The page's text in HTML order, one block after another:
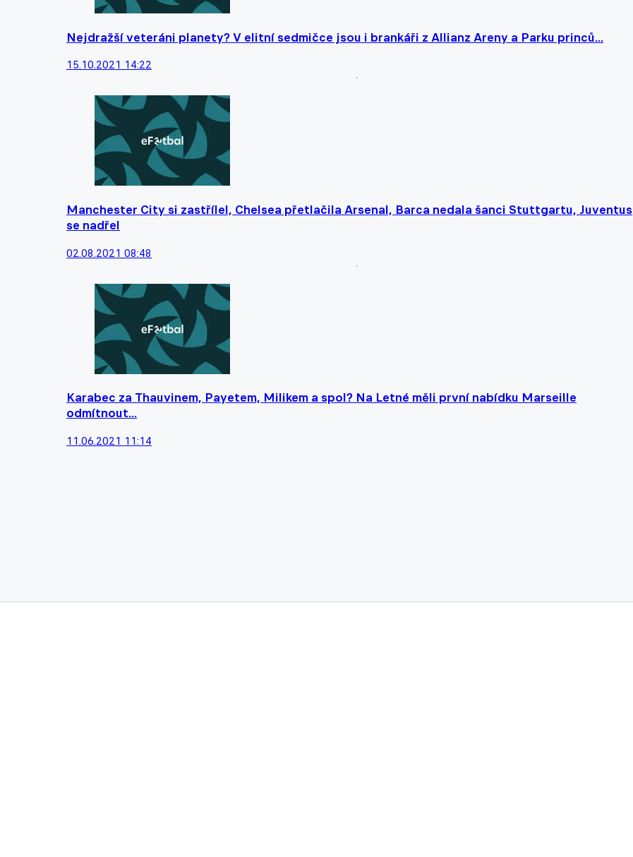
Nejdražší veteráni planety? V elitní sedmičce jsou i brankáři z Allianz Areny a Parku princů...
15.10.2021 14:22
Manchester City si zastřílel, Chelsea přetlačila Arsenal, Barca nedala šanci Stuttgartu, Juventus
se nadřel
02.08.2021 08:48
Karabec za Thauvinem, Payetem, Milikem a spol? Na Letné měli první nabídku Marseille
odmítnout...
11.06.2021 11:14